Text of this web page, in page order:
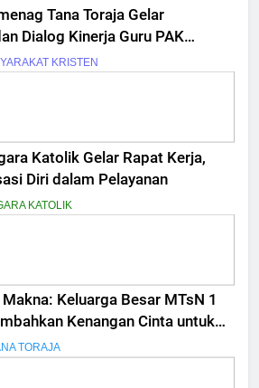
Tana Toraja Gelar
Dialog Kinerja Guru PAK
KRISTEN
Katolik Gelar Rapat Kerja,
Diri dalam Pelayanan
KATOLIK
Keluarga Besar MTsN 1
Kenangan Cinta untuk
TORAJA